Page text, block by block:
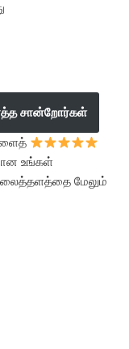
சான்றோர்கள்
உங்கள்
மேலும்